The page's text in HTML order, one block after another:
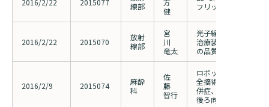
臨床研究に関する情報公開について（オプトアウト）
特長
東部病院の特長
連携登録医制度
医療関係者向け講習・研修
ご寄付のお願い
2016/2/22 2015077
線部
方
健
フリップ角の基礎検討
2016/2/22 2015070
放射
線部
宮
川
竜太
光子線を用いた放射
治療装置に対応した
の品質保証の確立
2016/2/9 2015074
麻酔
科
佐
藤
智行
ロボット支援腹腔鏡
全摘術（RALP)の症
併症、手術時間等の
後ろ向き検討